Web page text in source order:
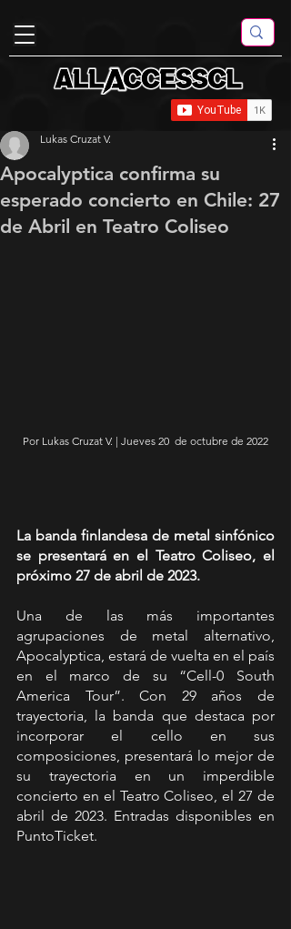
Apocalyptica confirma su
esperado concierto en Chile: 27
de Abril en Teatro Coliseo
Lukas Cruzat V.
Por Lukas Cruzat V. | Jueves 20  de octubre de 2022
La banda finlandesa de metal sinfónico
se presentará en el Teatro Coliseo, el
próximo 27 de abril de 2023.
Una de las más importantes
agrupaciones de metal alternativo,
Apocalyptica, estará de vuelta en el país
en el marco de su “Cell-0 South
America Tour”. Con 29 años de
trayectoria, la banda que destaca por
incorporar el cello en sus
composiciones, presentará lo mejor de
su trayectoria en un imperdible
concierto en el Teatro Coliseo, el 27 de
abril de 2023. Entradas disponibles en
PuntoTicket.